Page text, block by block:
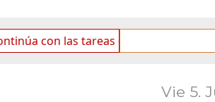
tareas de mantenimiento y
Vie 5.